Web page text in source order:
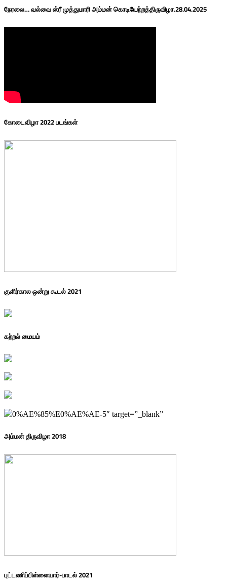
நேரலை… வல்வை ஸ்ரீ முத்துமாரி அம்மன் கொடியேற்றத்திருவிழா.28.04.2025
கோடைவிழா 2022 படங்கள்
குளிர்கால ஒன்று கூடல் 2021
கற்றல் மையம்
0%AE%85%E0%AE%AE-5″ target=”_blank”
அம்மன் திருவிழா 2018
புட்டணிப்பிள்ளையார்-பாடல் 2021